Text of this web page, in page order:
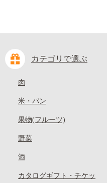
カテゴリで選ぶ
肉
米・パン
果物(フルーツ)
野菜
酒
カタログギフト・チケッ